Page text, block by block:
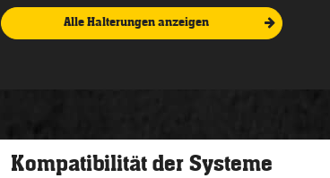
Alle Halterungen anzeigen
Kompatibilität der Systeme